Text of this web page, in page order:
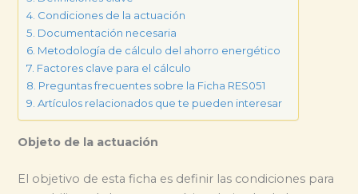
Condiciones de la actuación
Documentación necesaria
Metodología de cálculo del ahorro energético
Factores clave para el cálculo
Preguntas frecuentes sobre la Ficha RES051
Artículos relacionados que te pueden interesar
Objeto de la actuación
El objetivo de esta ficha es definir las condiciones para